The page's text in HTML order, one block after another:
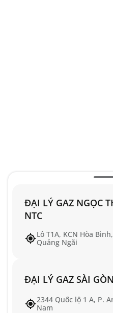
ĐẠI LÝ GAZ NGỌC
NTC
Lô T1A, KCN Hòa
Quảng Ngãi
ĐẠI LÝ GAZ SÀI GÒN
2344 Quốc lộ 1 A, P.
Nam